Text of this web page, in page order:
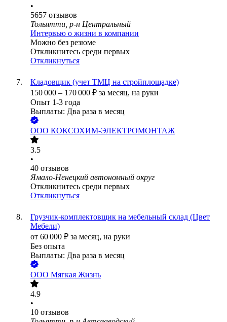
•
5657 отзывов
Тольятти, р-н Центральный
Интервью о жизни в компании
Можно без резюме
Откликнитесь среди первых
Откликнуться
Кладовщик (учет ТМЦ на стройплощадке)
150 000 – 170 000 ₽ за месяц, на руки
Опыт 1-3 года
Выплаты: Два раза в месяц
ООО КОКСОХИМ-ЭЛЕКТРОМОНТАЖ
3.5
•
40 отзывов
Ямало-Ненецкий автономный округ
Откликнитесь среди первых
Откликнуться
Грузчик-комплектовщик на мебельный склад (Цвет
Мебели)
от 60 000 ₽ за месяц, на руки
Без опыта
Выплаты: Два раза в месяц
ООО Мягкая Жизнь
4.9
•
10 отзывов